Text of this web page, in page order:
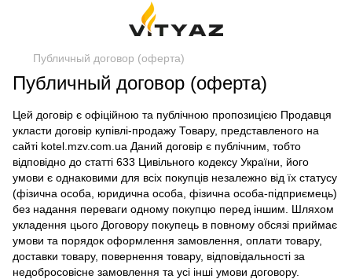
Публичный договор (оферта)
Публичный договор (оферта)
Цей договір є офіційною та публічною пропозицією Продавця
укласти договір купівлі-продажу Товару, представленого на
сайті kotel.mzv.com.ua Даний договір є публічним, тобто
відповідно до статті 633 Цивільного кодексу України, його
умови є однаковими для всіх покупців незалежно від їх статусу
(фізична особа, юридична особа, фізична особа-підприємець)
без надання переваги одному покупцю перед іншим. Шляхом
укладення цього Договору покупець в повному обсязі приймає
умови та порядок оформлення замовлення, оплати товару,
доставки товару, повернення товару, відповідальності за
недобросовісне замовлення та усі інші умови договору.